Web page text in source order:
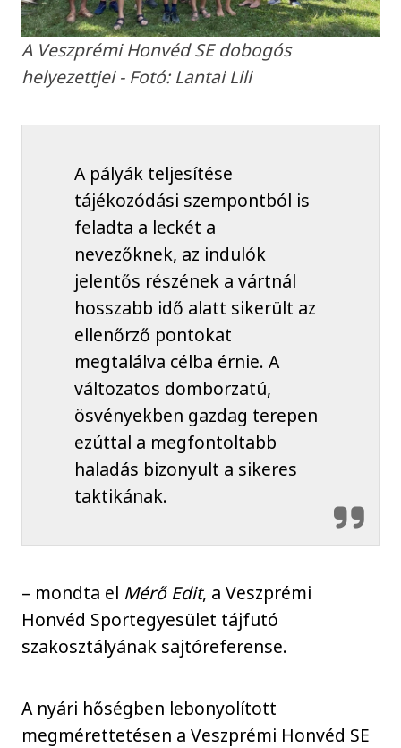
A Veszprémi Honvéd SE dobogós
helyezettjei - Fotó: Lantai Lili
A pályák teljesítése
tájékozódási szempontból is
feladta a leckét a
nevezőknek, az indulók
jelentős részének a vártnál
hosszabb idő alatt sikerült az
ellenőrző pontokat
megtalálva célba érnie. A
változatos domborzatú,
ösvényekben gazdag terepen
ezúttal a megfontoltabb
haladás bizonyult a sikeres
taktikának.
– mondta el Mérő Edit, a Veszprémi
Honvéd Sportegyesület tájfutó
szakosztályának sajtóreferense.
A nyári hőségben lebonyolított
megmérettetésen a Veszprémi Honvéd SE